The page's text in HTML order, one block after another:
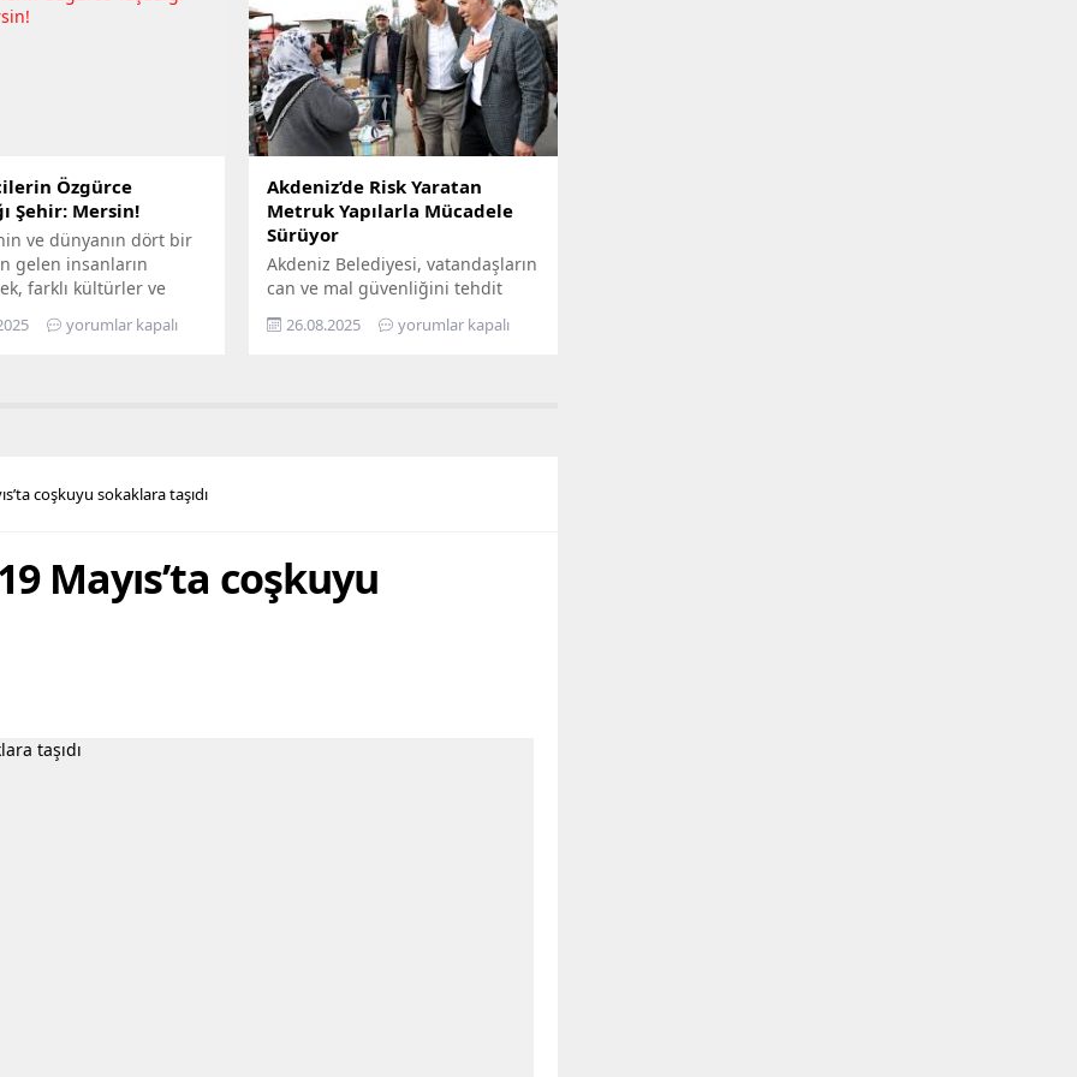
yola çıkan
milyon TL’yi aşan yatırımla, enerji
altyapısını bugünün ihtiyaçlarına
uygun biçimde yenilerken,
geleceğin artan taleplerine de
hazır hâle getiriyor Türkiye’nin
enerji dönüşümüne öncülük...
Özgürce
Şehir: Mersin!
ve dünyanın dört bir
gelen insanların
farklı kültürler ve
bir arada kardeşçe ve
yaşadığı Mersin,
alabilmesine destek
yorumlar kapalı
Akdeniz’de Risk Yaratan
Metruk Yapılarla Mücadele
Sürüyor
Akdeniz Belediyesi, vatandaşların
can ve mal güvenliğini tehdit
eden, yarattığı görsel kirliliğin
yanı sıra kimi zaman sosyal
26.08.2025 yorumlar kapalı
coşkuyu sokaklara taşıdı
Mayıs’ta coşkuyu